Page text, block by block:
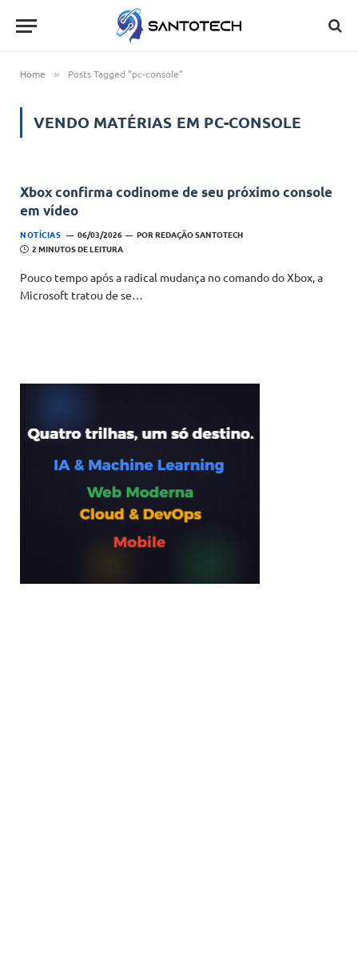
Home » Posts Tagged "pc-console"
VENDO MATÉRIAS EM PC-CONSOLE
Xbox confirma codinome de seu próximo console
em vídeo
NOTÍCIAS 06/03/2026 PORREDAÇÃO SANTOTECH
2 MINUTOS DE LEITURA
Pouco tempo após a radical mudança no comando do Xbox, a
Microsoft tratou de se…